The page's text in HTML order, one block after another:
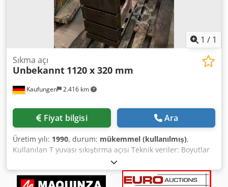
1 / 1
Kaufungen 2.416 km
Sıkma açı
Unbekannt 1120 x 320 mm
Fiyat bilgisi Ara
Üretim yılı: 1990, durum: mükemmel (kullanılmış),
Kullanılan T yuvası sıkıştırma açısı Teknik veriler: Boyutlar
yükseklik 1120 mm genişlik 320 mm Oluk genişliği 20 mm
Dwedpfx Asgwxmxsnxoa ile - 7 yatay T yuvası kullanılmış,
iyi durumda